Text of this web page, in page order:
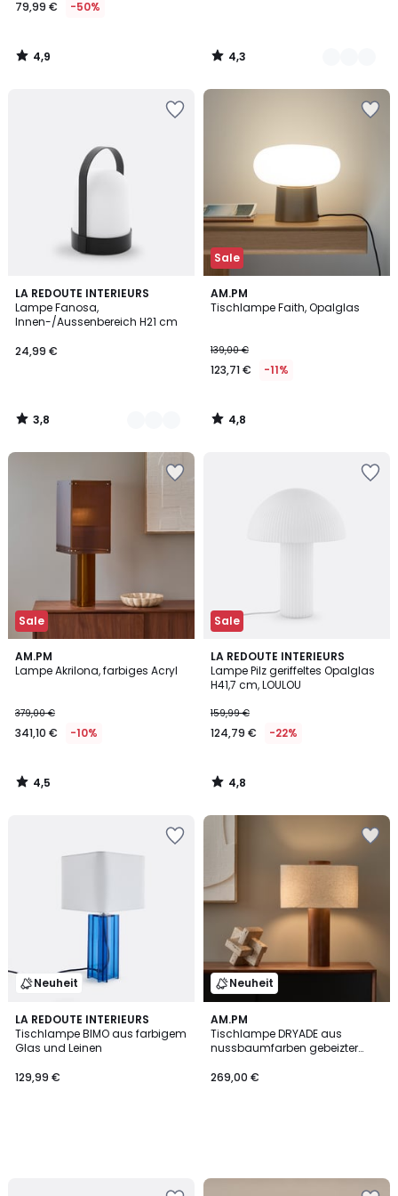
79,99 € -50%
4,9
/
4,3
/
LA REDOUTE INTERIEURS
Lampe Fanosa,
Innen-/Aussenbereich H21 cm
24,99 €
3,8
/ 5
4
Farben
3,8
/
Sale
AM.PM
Tischlampe Faith, Opalglas
139,00 €
123,71 € -11%
4,8
/ 5
4,8
/
Sale
AM.PM
Lampe Akrilona, farbiges Acryl
379,00 €
341,10 € -10%
4,5
/ 5
4,5
/
Sale
LA REDOUTE INTERIEURS
Lampe Pilz geriffeltes Opalglas
H41,7 cm, LOULOU
159,99 €
124,79 € -22%
4,8
/ 5
4,8
/
Neuheit
LA REDOUTE INTERIEURS
Tischlampe BIMO aus farbigem
Glas und Leinen
129,99 €
Neuheit
AM.PM
Tischlampe DRYADE aus
nussbaumfarben gebeizter
269,00 €